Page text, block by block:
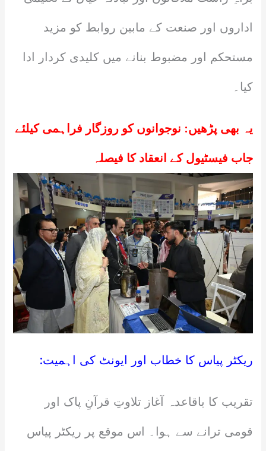
اداروں اور صنعت کے مابین روابط کو مزید
مستحکم اور مضبوط بنانے میں کلیدی کردار ادا
کیا۔
یہ بھی پڑھیں: نوجوانوں کو روزگار فراہمی کیلئے
جاب فیسٹیول کے انعقاد کا فیصلہ
ریکٹر پیاس کا خطاب اور ایونٹ کی اہمیت:
تقریب کا باقاعدہ آغاز تلاوتِ قرآنِ پاک اور
قومی ترانے سے ہوا۔ اس موقع پر ریکٹر پیاس